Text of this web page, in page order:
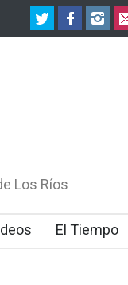
De cada 3 litros de
Los Ríos
El Tiempo